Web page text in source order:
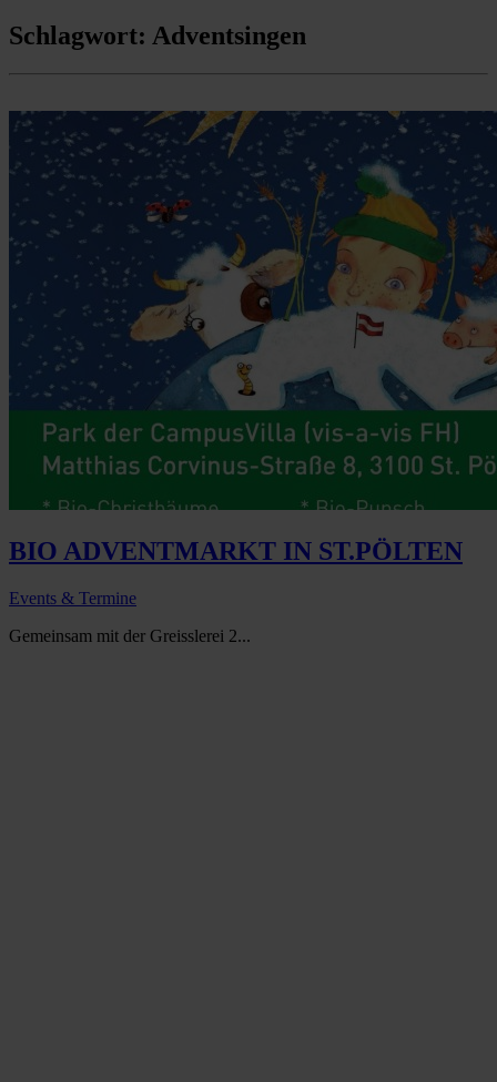
Schlagwort: Adventsingen
BIO ADVENTMARKT IN ST.PÖLTEN
Events & Termine
Gemeinsam mit der Greisslerei 2...